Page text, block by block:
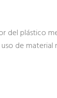
plástico
de